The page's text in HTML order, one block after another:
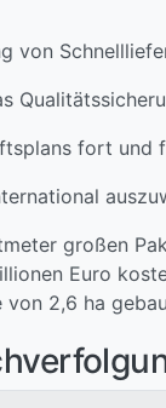
von
fort und
großen
Euro
2,6 ha